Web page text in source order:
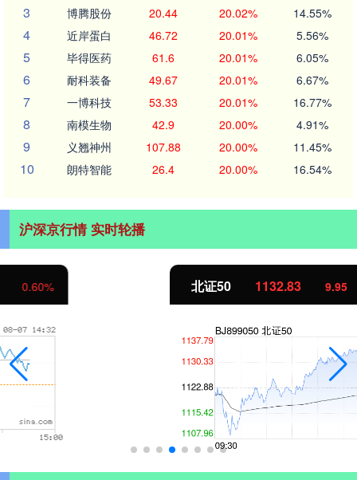
3 博腾股份 20.44 20.02% 14.55%
4 近岸蛋白 46.72 20.01% 5.56%
5 毕得医药 61.6 20.01% 6.05%
6 耐科装备 49.67 20.01% 6.67%
7 一博科技 53.33 20.01% 16.77%
8 南模生物 42.9 20.00% 4.91%
9 义翘神州 107.88 20.00% 11.45%
10 朗特智能 26.4 20.00% 16.54%
沪深京行情 实时轮播
9.95 0.89%